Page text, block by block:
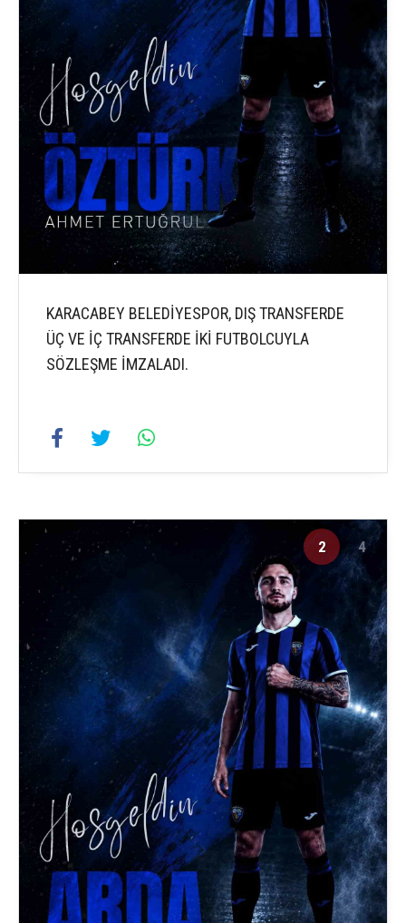
KARACABEY BELEDİYESPOR, DIŞ TRANSFERDE
ÜÇ VE İÇ TRANSFERDE İKİ FUTBOLCUYLA
SÖZLEŞME İMZALADI.
2 4